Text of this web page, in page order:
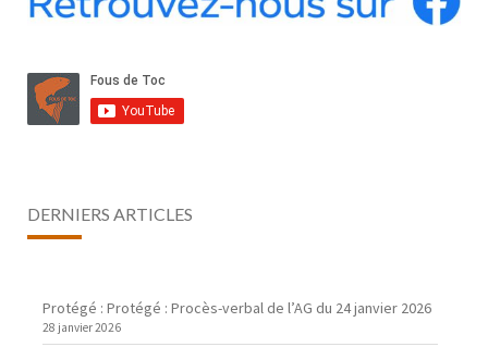
DERNIERS ARTICLES
Protégé : Protégé : Procès-verbal de l’AG du 24 janvier 2026
28 janvier 2026